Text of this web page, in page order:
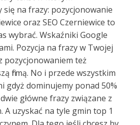
się na frazy: pozycjonowanie
oraz SEO Czerniewice to
wybrać. Wskaźniki Google
Pozycja na frazy w Twojej
pozycjonowaniem też
firmą. No i przede wszystkim
gdyż dominujemy ponad 50%
główne frazy związane z
A uzyskać na tyle gmin top 1